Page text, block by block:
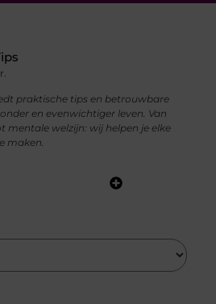
praktische tips en betrouwbare
en evenwichtiger leven. Van
mentale welzijn: wij helpen je elke
maken.